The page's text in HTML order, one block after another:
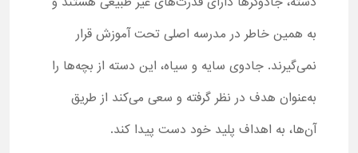
به همین خاطر در مدرسه اصلی تحت آموزش قرار
نمی‌گیرند. جادوی سایه و سیاه، این دسته از بچه‌ها را
به‌عنوان هدف در نظر گرفته و سعی می‌کند از طریق
آن‌ها، به اهداف پلید خود دست پیدا کند.